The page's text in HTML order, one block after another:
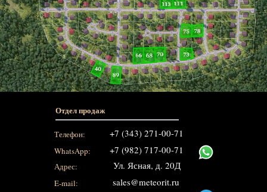
Отдел продаж
WhatsApp:
+7 (982) 717-00-71
Ул. Ясная, д. 20Д
+7 (343) 271-00-71
sales@meteorit.ru
Адрес:
Телефон:
E-mail: